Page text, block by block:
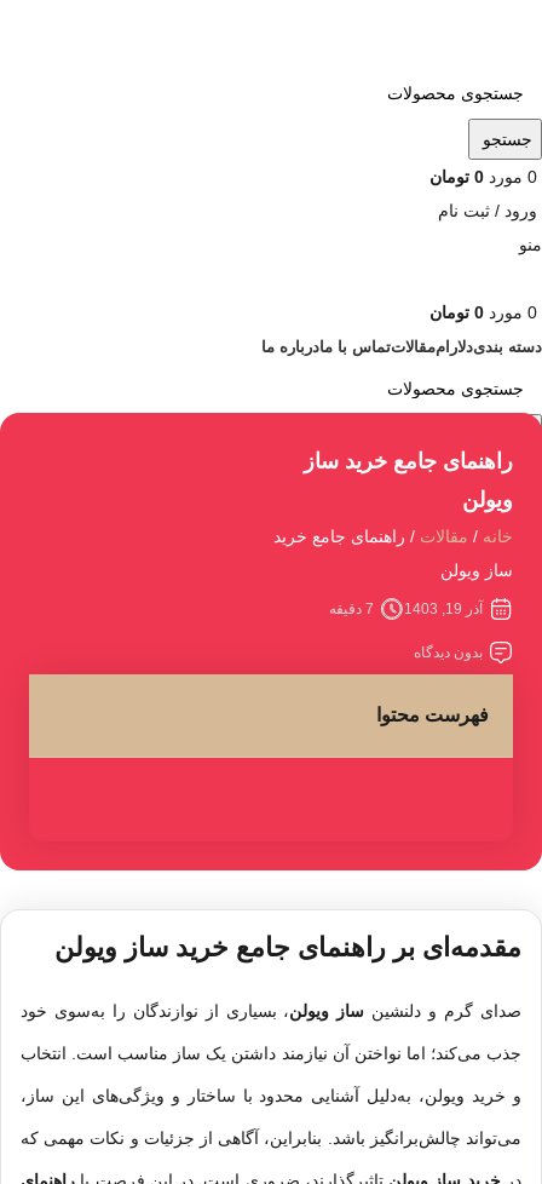
جستجو
0 مورد 0 تومان
ورود / ثبت نام
منو
0 مورد 0 تومان
دسته بندیدلاراممقالاتتماس با مادرباره ما
راهنمای جامع خرید ساز
ویولن
خانه مقالات
راهنمای جامع خرید
ساز ویولن
آذر 19, 1403 7 دقیقه
بدون دیدگاه
فهرست محتوا
مقدمه‌ای بر راهنمای جامع خرید ساز ویولن
صدای گرم و دلنشین ساز ویولن، بسیاری از نوازندگان را به‌سوی خود
جذب می‌کند؛ اما نواختن آن نیازمند داشتن یک ساز مناسب است. انتخاب
و خرید ویولن، به‌دلیل آشنایی محدود با ساختار و ویژگی‌های این ساز،
می‌تواند چالش‌برانگیز باشد. بنابراین، آگاهی از جزئیات و نکات مهمی که